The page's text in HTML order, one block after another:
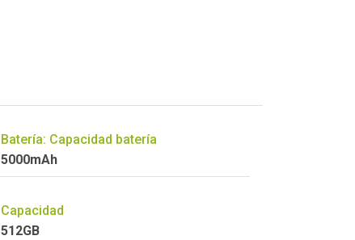
Batería: Capacidad batería
5000mAh
Capacidad
512GB